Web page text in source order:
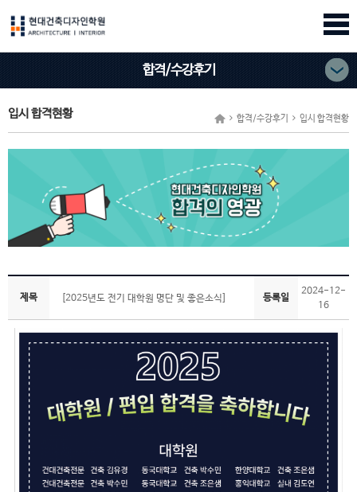
합격/수강후기
입시 합격현황 합격/수강후기 입시 합격현황
제목 [2025년도 전기 대학원 명단 및 좋은소식] 등록일
2024-12-
16